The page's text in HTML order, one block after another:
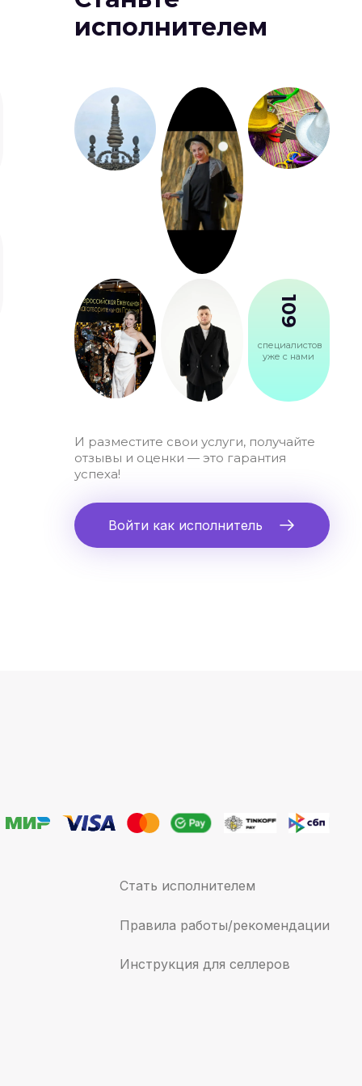
исполнителем
109
специалистов
уже с нами
И разместите свои услуги, получайте
отзывы и оценки — это гарантия
успеха!
Войти как исполнитель
Стать исполнителем
Правила работы/рекомендации
Инструкция для селлеров